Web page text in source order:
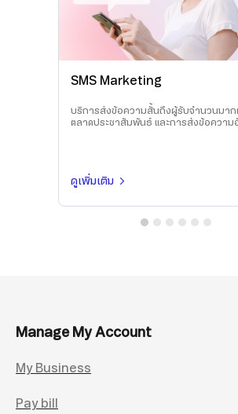
SMS Marketing
บริการส่งข้อความสั้นถึงผู้รับจำนวนมาก
ตลาดประชาสัมพันธ์ และการส่งข้อความ
ดูเพิ่มเติม
Manage My Account
My Business
Pay bill